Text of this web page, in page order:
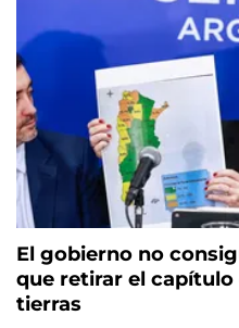
El gobierno no
que retirar el
tierras